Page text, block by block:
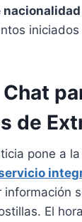
de
pone a
El